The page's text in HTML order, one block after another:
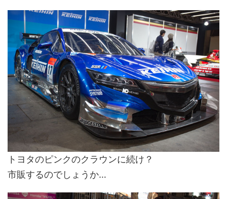
トヨタのピンクのクラウンに続け？
市販するのでしょうか…